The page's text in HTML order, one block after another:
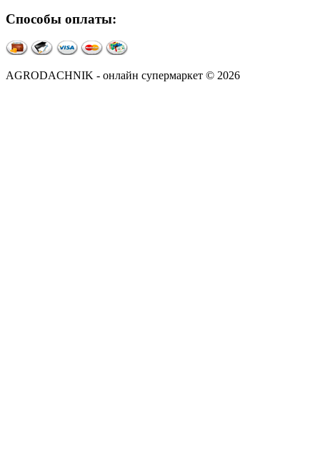
Способы оплаты:
AGRODACHNIK - онлайн супермаркет © 2026